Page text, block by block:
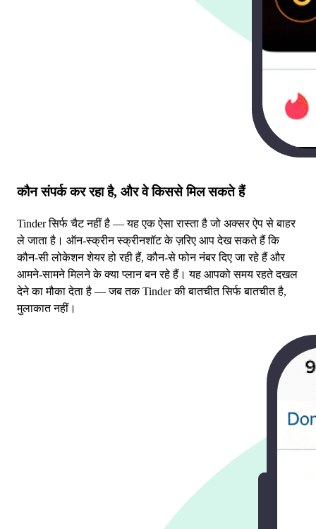
कौन संपर्क कर रहा है, और वे किससे मिल सकते हैं
Tinder सिर्फ चैट नहीं है — यह एक ऐसा रास्ता है जो अक्सर ऐप से बाहर
ले जाता है। ऑन-स्क्रीन स्क्रीनशॉट के ज़रिए आप देख सकते हैं कि
कौन-सी लोकेशन शेयर हो रही हैं, कौन-से फोन नंबर दिए जा रहे हैं और
आमने-सामने मिलने के क्या प्लान बन रहे हैं। यह आपको समय रहते दखल
देने का मौका देता है — जब तक Tinder की बातचीत सिर्फ बातचीत है,
मुलाकात नहीं।